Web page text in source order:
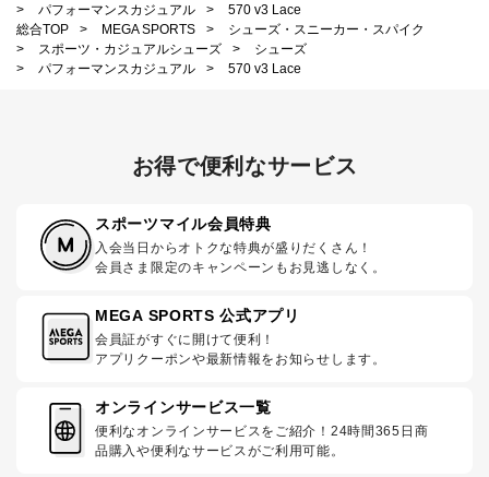
>
パフォーマンスカジュアル >
570 v3 Lace
総合TOP
> MEGA SPORTS >
シューズ・スニーカー・スパイク
>
スポーツ・カジュアルシューズ >
シューズ
>
パフォーマンスカジュアル > 570 v3 Lace
お得で便利なサービス
スポーツマイル会員特典
入会当日からオトクな特典が盛りだくさん！
会員さま限定のキャンペーンもお見逃しなく。
MEGA SPORTS 公式アプリ
会員証がすぐに開けて便利！
アプリクーポンや最新情報をお知らせします。
オンラインサービス一覧
便利なオンラインサービスをご紹介！24時間365日商
品購入や便利なサービスがご利用可能。